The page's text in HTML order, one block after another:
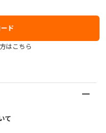
ド
はこちら
て